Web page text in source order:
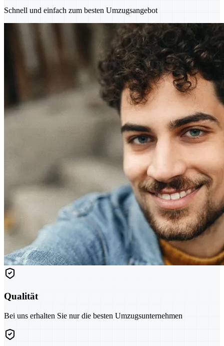
Schnell und einfach zum besten Umzugsangebot
Qualität
Bei uns erhalten Sie nur die besten Umzugsunternehmen